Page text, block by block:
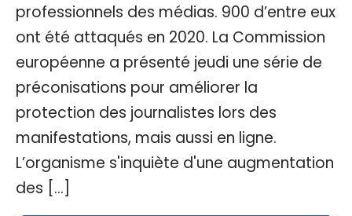
professionnels des médias. 900 d’entre eux
ont été attaqués en 2020. La Commission
européenne a présenté jeudi une série de
préconisations pour améliorer la
protection des journalistes lors des
manifestations, mais aussi en ligne.
L’organisme s'inquiète d'une augmentation
des […]